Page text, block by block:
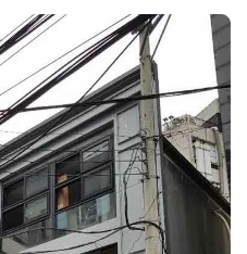
DOPAMIN